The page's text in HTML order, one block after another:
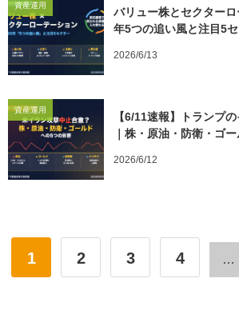
資産運用
バリュー株とセクター
年5つの追い風と注目5
2026/6/13
資産運用
【6/11速報】トランプ
｜株・原油・防衛・ゴ
2026/6/12
1 2 3 4 …